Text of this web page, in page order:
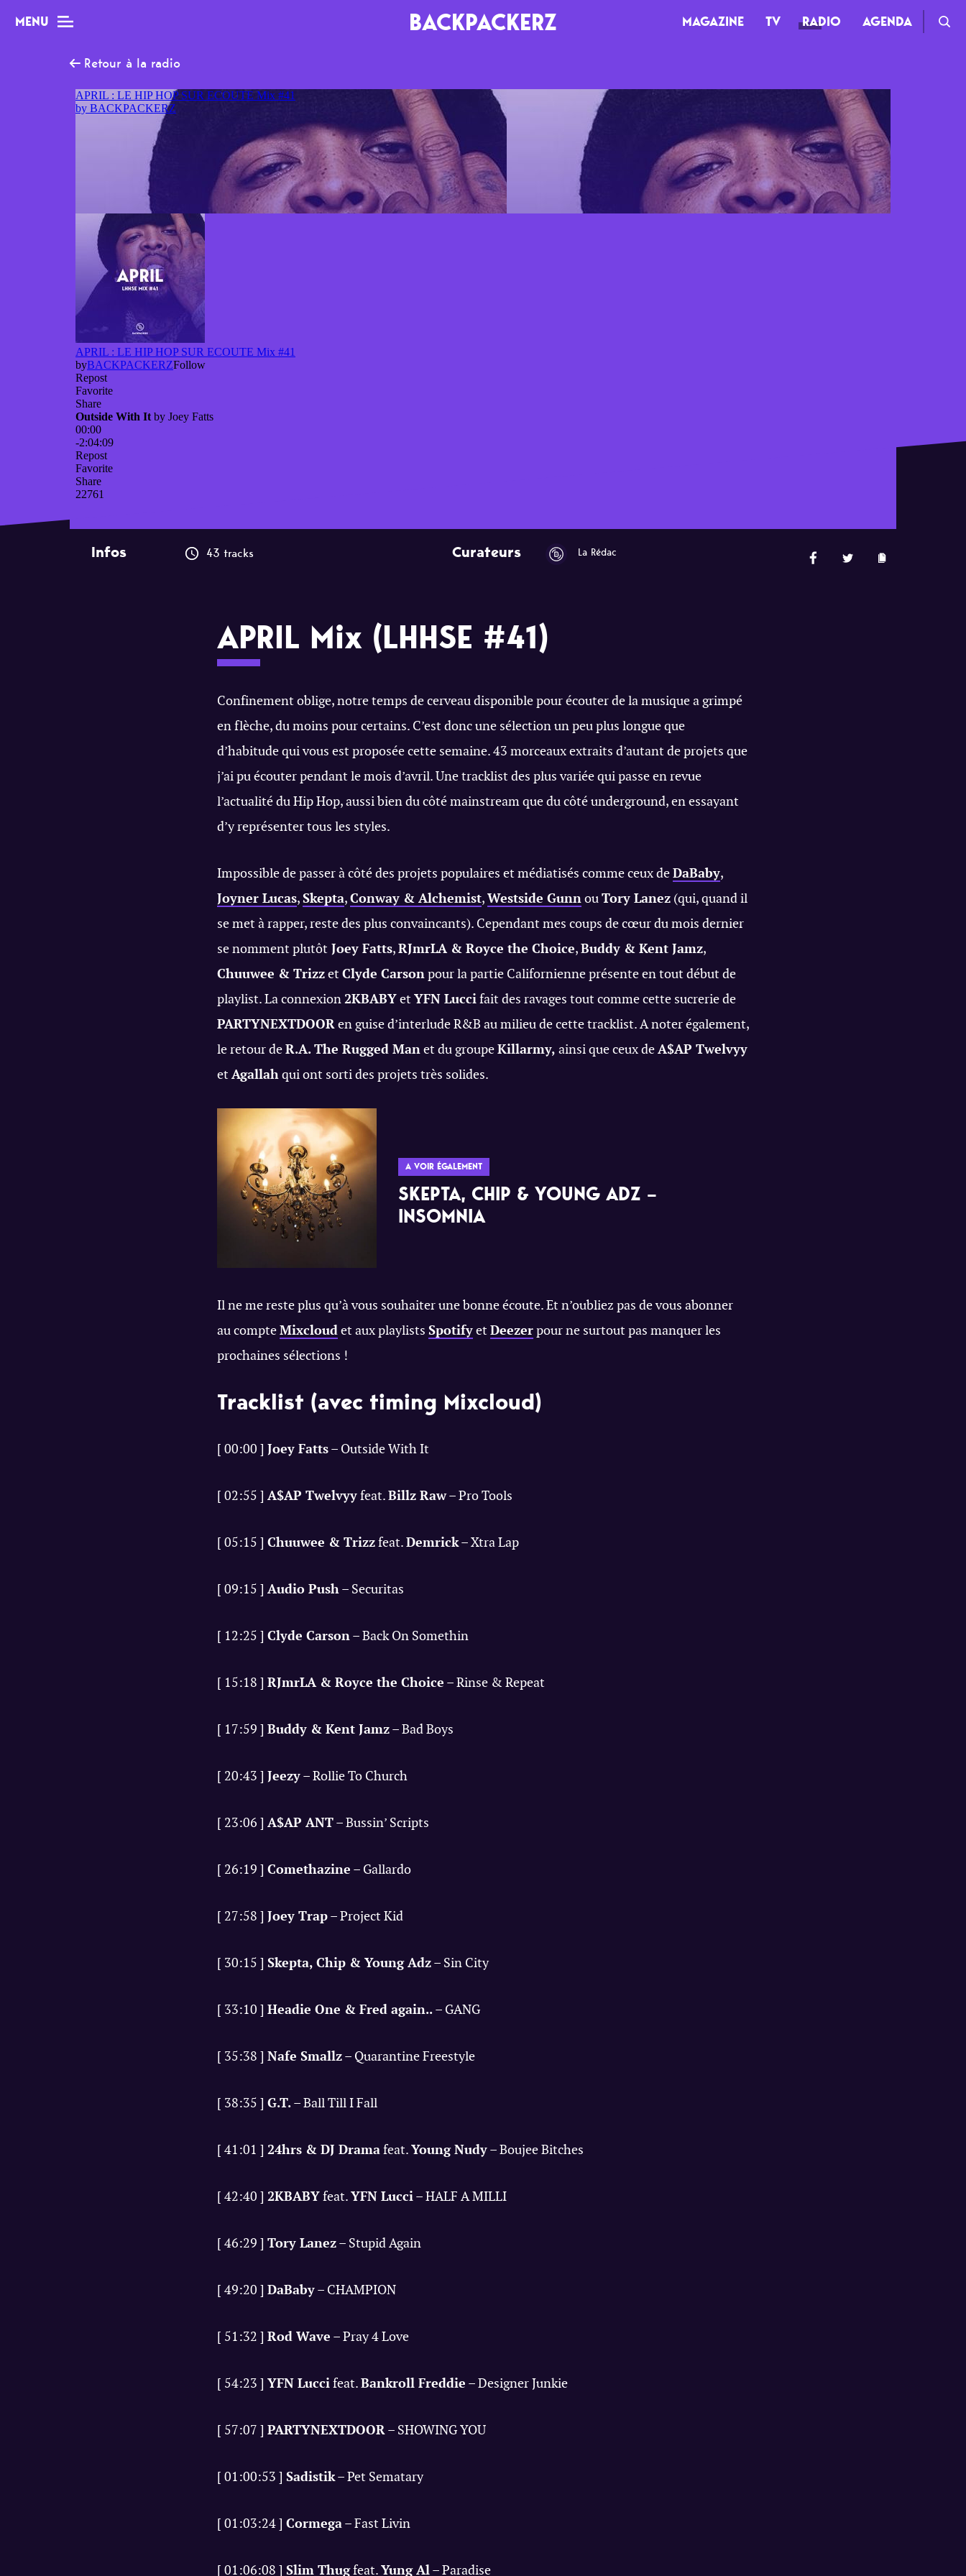
MENU BACKPACKERZ MAGAZINE TV RADIO AGENDA
MAG
Dossiers
Tops
Interviews
Chroniques
Sorties
Newsletter
AGENDA
Paris
Festivals
RADIO
Playlists
Podcasts
Mixes
Clips
Live
Documentaires
Retour à la radio
Infos 43 tracks Curateurs La Rédac
APRIL Mix (LHHSE #41)
Confinement oblige, notre temps de cerveau disponible pour écouter de la musique a grimpé
en flèche, du moins pour certains. C’est donc une sélection un peu plus longue que
d’habitude qui vous est proposée cette semaine. 43 morceaux extraits d’autant de projets que
j’ai pu écouter pendant le mois d’avril. Une tracklist des plus variée qui passe en revue
l’actualité du Hip Hop, aussi bien du côté mainstream que du côté underground, en essayant
d’y représenter tous les styles.
Impossible de passer à côté des projets populaires et médiatisés comme ceux deDaBaby,
Joyner Lucas,Skepta,Conway & Alchemist,Westside GunnouTory Lanez (qui, quand il
se met à rapper, reste des plus convaincants). Cependant mes coups de cœur du mois dernier
se nomment plutôt Joey Fatts,RJmrLA & Royce the Choice,Buddy & Kent Jamz,
Chuuwee & Trizzet Clyde Carsonpour la partie Californienne présente en tout début de
playlist. La connexion2KBABYet YFN Luccifait des ravages tout comme cette sucrerie de
PARTYNEXTDOORen guise d’interlude R&B au milieu de cette tracklist. A noter également,
le retour deR.A. The Rugged Manet du groupeKillarmy, ainsi que ceux deA$AP Twelvyy
et Agallahqui ont sorti des projets très solides.
A VOIR ÉGALEMENT
SKEPTA, CHIP & YOUNG ADZ –
INSOMNIA
Il ne me reste plus qu’à vous souhaiter une bonne écoute. Et n’oubliez pas de vous abonner
au compteMixcloudet aux playlists Spotifyet Deezerpour ne surtout pas manquer les
prochaines sélections !
Tracklist (avec timing Mixcloud)
[ 00:00 ] Joey Fatts– Outside With It
[ 02:55 ] A$AP Twelvyyfeat.Billz Raw– Pro Tools
[ 05:15 ] Chuuwee & Trizzfeat.Demrick– Xtra Lap
[ 09:15 ] Audio Push– Securitas
[ 12:25 ] Clyde Carson– Back On Somethin
[ 15:18 ] RJmrLA & Royce the Choice – Rinse & Repeat
[ 17:59 ] Buddy & Kent Jamz– Bad Boys
[ 20:43 ] Jeezy– Rollie To Church
[ 23:06 ] A$AP ANT– Bussin’ Scripts
[ 26:19 ] Comethazine – Gallardo
[ 27:58 ] Joey Trap– Project Kid
[ 30:15 ] Skepta, Chip & Young Adz– Sin City
[ 33:10 ] Headie One & Fred again..– GANG
[ 35:38 ] Nafe Smallz– Quarantine Freestyle
[ 38:35 ] G.T.– Ball Till I Fall
[ 41:01 ] 24hrs & DJ Dramafeat.Young Nudy– Boujee Bitches
[ 42:40 ] 2KBABYfeat.YFN Lucci– HALF A MILLI
[ 46:29 ] Tory Lanez– Stupid Again
[ 49:20 ] DaBaby– CHAMPION
[ 51:32 ] Rod Wave – Pray 4 Love
[ 54:23 ] YFN Luccifeat.Bankroll Freddie – Designer Junkie
[ 57:07 ] PARTYNEXTDOOR– SHOWING YOU
[ 01:00:53 ] Sadistik– Pet Sematary
[ 01:03:24 ] Cormega– Fast Livin
[ 01:06:08 ] Slim Thugfeat.Yung Al– Paradise